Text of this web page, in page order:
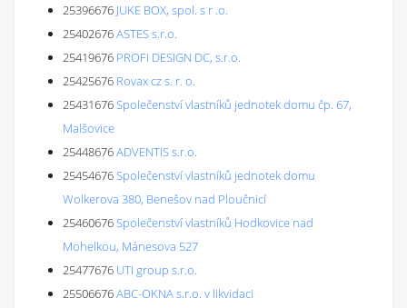
25396676 JUKE BOX, spol. s r .o.
25402676ASTES s.r.o.
25419676 PROFI DESIGN DC, s.r.o.
25425676 Rovax cz s. r. o.
25431676Společenství vlastníků jednotek domu čp. 67,
Malšovice
25448676ADVENTIS s.r.o.
25454676Společenství vlastníků jednotek domu
Wolkerova 380, Benešov nad Ploučnicí
25460676Společenství vlastníků Hodkovice nad
Mohelkou, Mánesova 527
25477676 UTI group s.r.o.
25506676ABC-OKNA s.r.o. v likvidaci